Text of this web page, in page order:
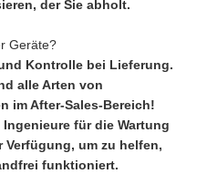
der Sie abholt.
Geräte?
Kontrolle bei Lieferung.
alle Arten von
im After-Sales-Bereich!
für die Wartung
um zu helfen,
funktioniert.